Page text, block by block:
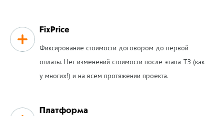
FixPrice
Фиксирование стоимости договором до первой
оплаты. Нет изменений стоимости после этапа ТЗ (как
у многих!) и на всем протяжении проекта.
Платформа